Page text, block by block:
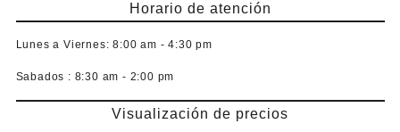
Horario de atención
Lunes a Viernes: 8:00 am - 4:30 pm
Sabados : 8:30 am - 2:00 pm
Visualización de precios